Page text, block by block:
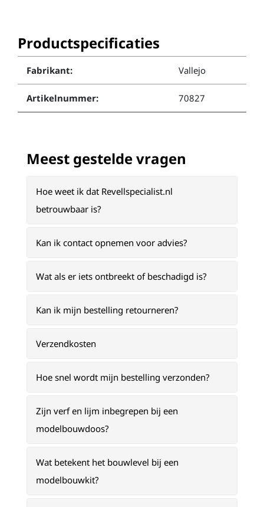
Productspecificaties
Fabrikant: Vallejo
Artikelnummer: 70827
Meest gestelde vragen
Hoe weet ik dat Revellspecialist.nl
betrouwbaar is?
Kan ik contact opnemen voor advies?
Wat als er iets ontbreekt of beschadigd is?
Kan ik mijn bestelling retourneren?
Verzendkosten
Hoe snel wordt mijn bestelling verzonden?
Zijn verf en lijm inbegrepen bij een
modelbouwdoos?
Wat betekent het bouwlevel bij een
modelbouwkit?